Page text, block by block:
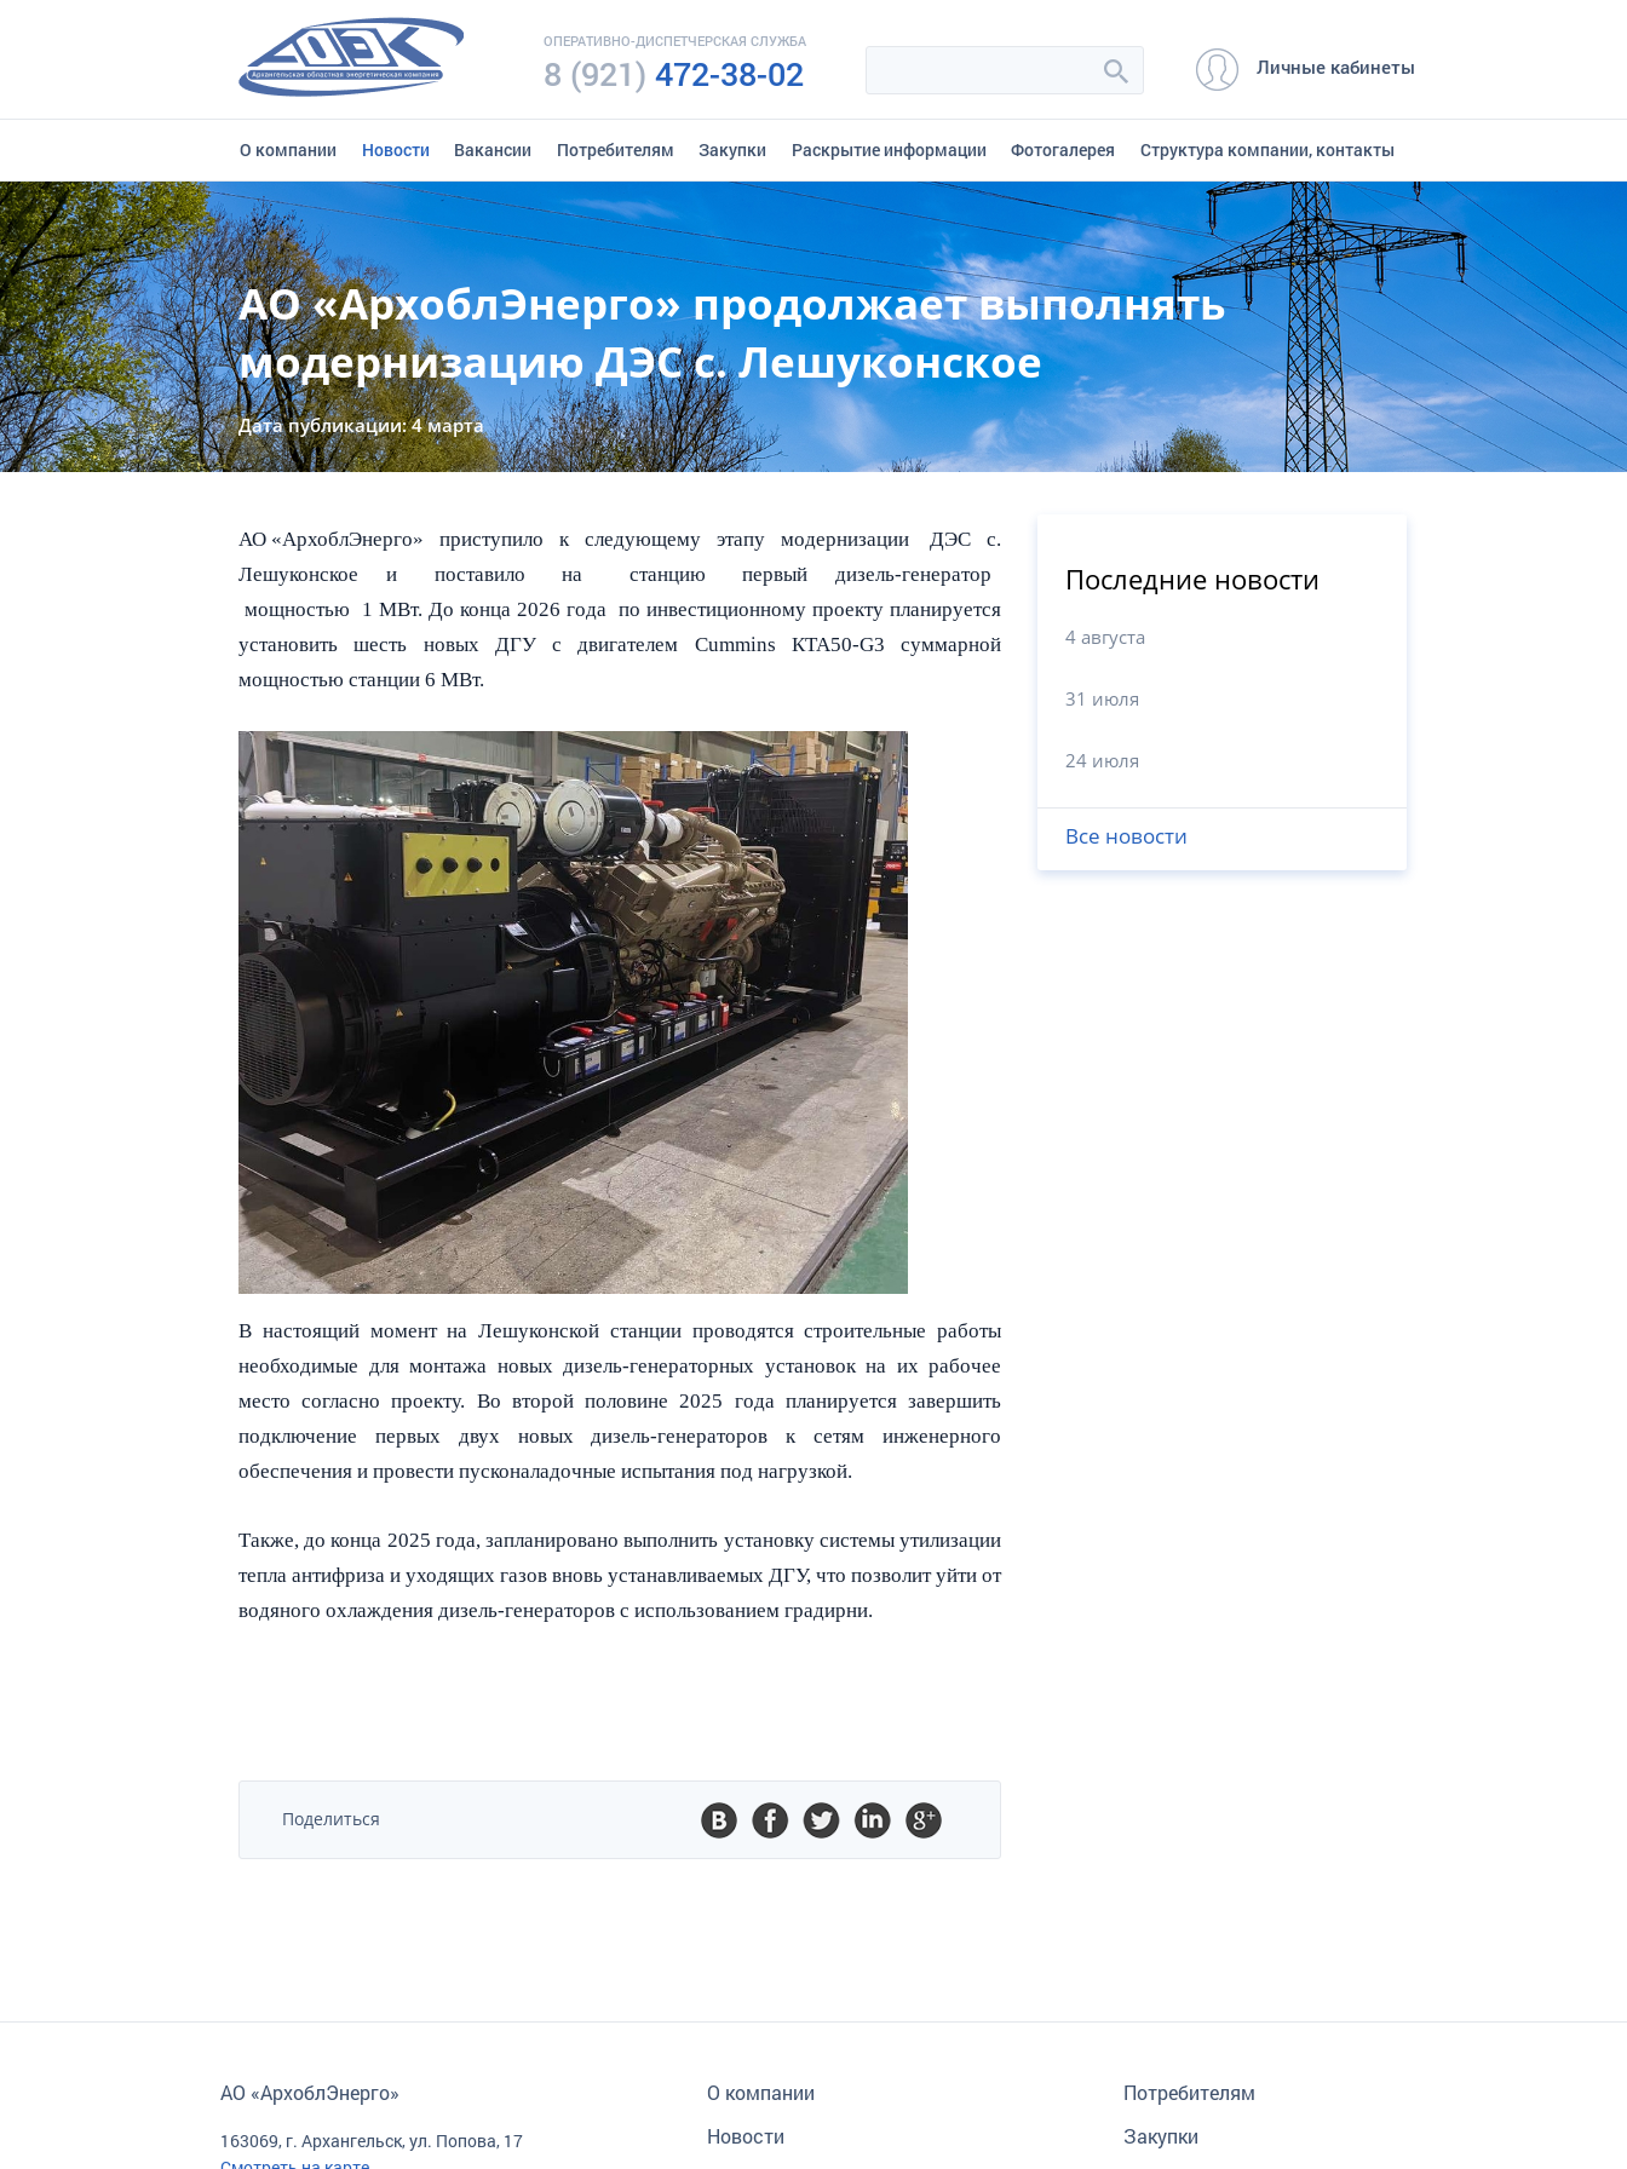
ОПЕРАТИВНО-ДИСПЕТЧЕРСКАЯ СЛУЖБА
8 (921) 472-38-02 Личные кабинеты
О компании Новости Вакансии Потребителям Закупки Раскрытие информации Фотогалерея Структура компании, контакты
АО «АрхоблЭнерго» продолжает выполнять
модернизацию ДЭС с. Лешуконское
Дата публикации: 4 марта
АО «АрхоблЭнерго» приступило к следующему этапу модернизацииДЭСс.
Лешуконское и поставило на станцию первый дизель-генератор
мощностью 1 МВт. До конца 2026 года по инвестиционному проекту планируется
установить шесть новых ДГУ с двигателем Cummins КТА50-G3 суммарной
мощностью станции 6 МВт.
В настоящий момент на Лешуконской станции проводятся строительные работы
необходимые для монтажа новых дизель-генераторных установок на их рабочее
место согласно проекту. Во второй половине 2025 года планируется завершить
подключение первых двух новых дизель-генераторов к сетям инженерного
обеспечения и провести пусконаладочные испытания под нагрузкой.
Также, до конца 2025 года, запланировано выполнить установку системы утилизации
тепла антифриза и уходящих газов вновь устанавливаемых ДГУ, что позволит уйти от
водяного охлаждения дизель-генераторов с использованием градирни.
Поделиться
Последние новости
4 августа
31 июля
24 июля
Все новости
АО «АрхоблЭнерго»
163069, г. Архангельск, ул. Попова, 17
О компании
Новости
Потребителям
Закупки